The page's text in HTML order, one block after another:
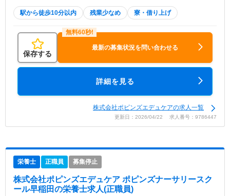
駅から徒歩10分以内 残業少なめ 寮・借り上げ
保存する
最新の募集状況を問い合わせる
詳細を見る
株式会社ポピンズエデュケアの求人一覧
更新日：2026/04/22 求人番号：9786447
栄養士 正職員 募集停止
株式会社ポピンズエデュケア ポピンズナーサリースク
ール早稲田の栄養士求人(正職員)